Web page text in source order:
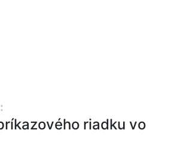
riadku vo